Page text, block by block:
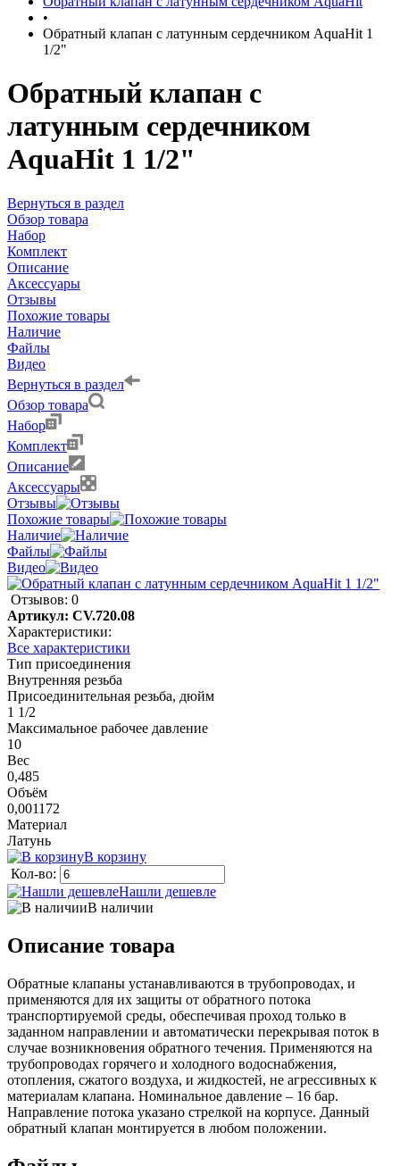
•
Обратный клапан с латунным сердечником AquaHit 1
1/2"
Обратный клапан с
латунным сердечником
AquaHit 1 1/2"
Вернуться в раздел
Обзор товара
Набор
Комплект
Описание
Аксессуары
Отзывы
Похожие товары
Наличие
Файлы
Видео
Вернуться в раздел
Обзор товара
Набор
Комплект
Описание
Аксессуары
Отзывы
Похожие товары
Наличие
Файлы
Видео
Отзывов: 0
Артикул: CV.720.08
Характеристики:
Все характеристики
Тип присоединения
Внутренняя резьба
Присоединительная резьба, дюйм
1 1/2
Максимальное рабочее давление
10
Вес
0,485
Объём
0,001172
Материал
Латунь
В корзину
Кол-во:
Нашли дешевле
В наличии
Описание товара
Обратные клапаны устанавливаются в трубопроводах, и
применяются для их защиты от обратного потока
транспортируемой среды, обеспечивая проход только в
заданном направлении и автоматически перекрывая поток в
случае возникновения обратного течения. Применяются на
трубопроводах горячего и холодного водоснабжения,
отопления, сжатого воздуха, и жидкостей, не агрессивных к
материалам клапана. Номинальное давление – 16 бар.
Направление потока указано стрелкой на корпусе. Данный
обратный клапан монтируется в любом положении.